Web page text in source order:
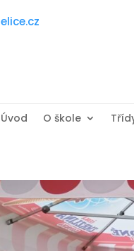
Úvod O škole